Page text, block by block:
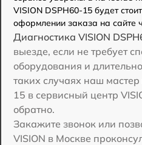
VISION DSPH60-15 будет
оформлении заказа на сайте
Диагностика VISION
выезде, если не требует
оборудования и
таких случаях наш
15 в сервисный центр
обратно.
Закажите звонок или
VISION в Москве